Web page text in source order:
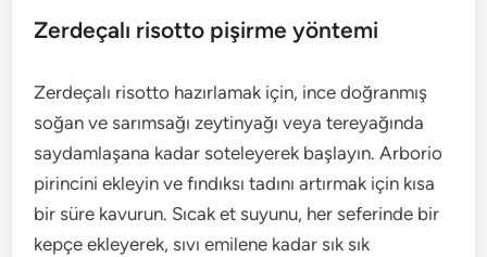
Zerdeçalı risotto pişirme yöntemi
Zerdeçalı risotto hazırlamak için, ince doğranmış
soğan ve sarımsağı zeytinyağı veya tereyağında
saydamlaşana kadar soteleyerek başlayın. Arborio
pirincini ekleyin ve fındıksı tadını artırmak için kısa
bir süre kavurun. Sıcak et suyunu, her seferinde bir
kepçe ekleyerek, sıvı emilene kadar sık sık